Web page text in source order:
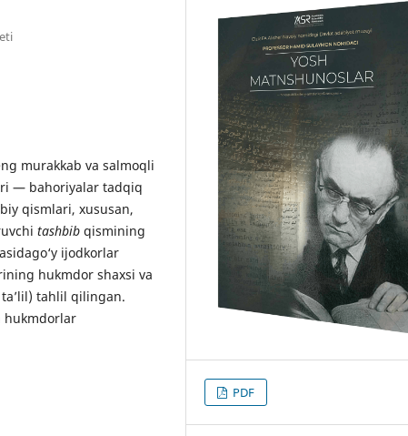
murakkab va salmoqli
— bahoriyalar tadqiq
qismlari, xususan,
tashbib qismining
ijodkorlar
hukmdor shaxsi va
tahlil qilingan.
hukmdorlar
PDF